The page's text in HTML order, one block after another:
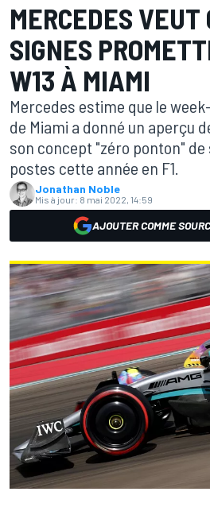
MERCEDES VEUT
SIGNES
W13 À MIAMI
Mercedes estime que le
de Miami a donné un aperçu
son concept "zéro ponton"
postes cette année en F1.
Jonathan Noble
Mis à jour: 8 mai 2022, 14:59
AJOUTER COMME